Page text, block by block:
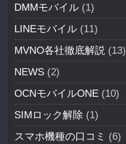
DMMモバイル (1)
LINEモバイル (11)
MVNO各社徹底解説 (13)
NEWS (2)
OCNモバイルONE (10)
SIMロック解除 (1)
スマホ機種の口コミ (6)